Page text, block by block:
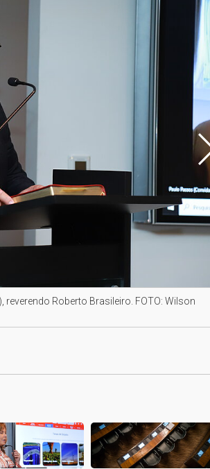
Roberto Brasileiro. FOTO: Wilson